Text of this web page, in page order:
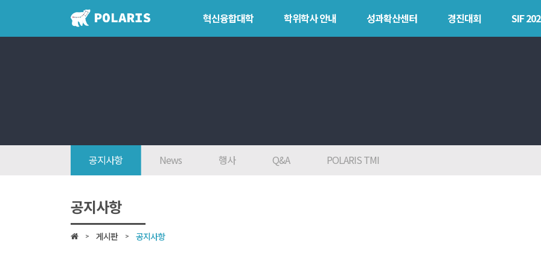
혁신융합대학 학위학사 안내 성과확산센터 경진대회 SIF
오시는 길
공지사항 News 행사 Q&A POLARIS TMI
공지사항
게시판 공지사항